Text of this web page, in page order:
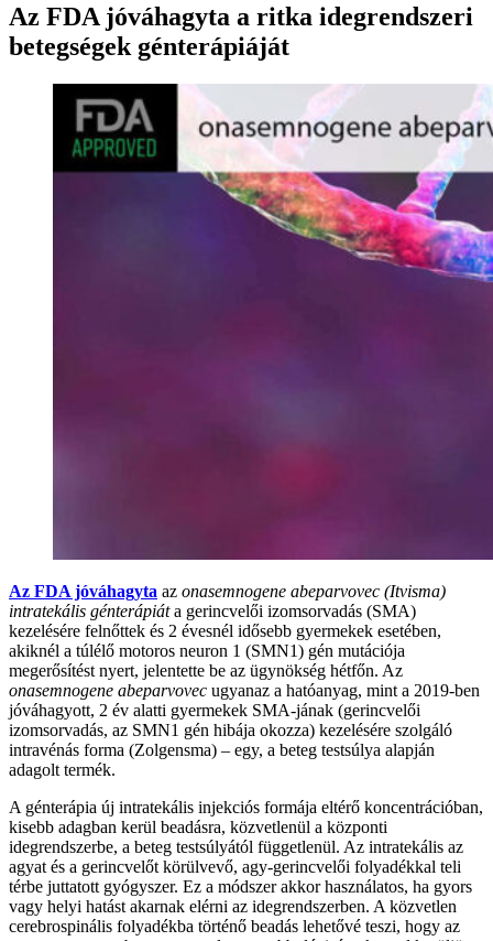
Az FDA jóváhagyta a ritka idegrendszeri
betegségek génterápiáját
Az FDA jóváhagyta az onasemnogene abeparvovec (Itvisma)
intratekális génterápiáta gerincvelői izomsorvadás (SMA)
kezelésére felnőttek és 2 évesnél idősebb gyermekek esetében,
akiknél a túlélő motoros neuron 1 (SMN1) gén mutációja
megerősítést nyert, jelentette be az ügynökség hétfőn. Az
onasemnogene abeparvovec ugyanaz a hatóanyag, mint a 2019-ben
jóváhagyott, 2 év alatti gyermekek SMA-jának (gerincvelői
izomsorvadás, az SMN1 gén hibája okozza) kezelésére szolgáló
intravénás forma (Zolgensma) – egy, a beteg testsúlya alapján
adagolt termék.
A génterápia új intratekális injekciós formája eltérő koncentrációban,
kisebb adagban kerül beadásra, közvetlenül a központi
idegrendszerbe, a beteg testsúlyától függetlenül. Az intratekális az
agyat és a gerincvelőt körülvevő, agy-gerincvelői folyadékkal teli
térbe juttatott gyógyszer. Ez a módszer akkor használatos, ha gyors
vagy helyi hatást akarnak elérni az idegrendszerben. A közvetlen
cerebrospinális folyadékba történő beadás lehetővé teszi, hogy az